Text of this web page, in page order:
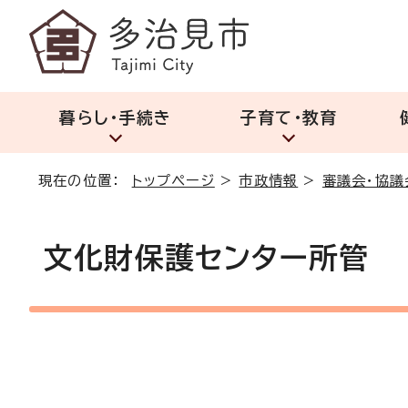
暮らし・手続き 子育て・教育
現在の位置： トップページ >市政情報 > 審議会・協議
文化財保護センター所管